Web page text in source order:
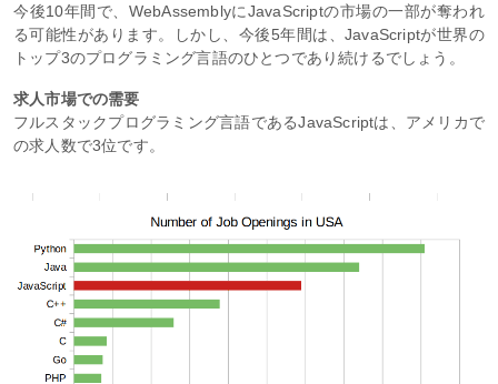
今後10年間で、WebAssemblyにJavaScriptの市場の一部が奪われ
る可能性があります。しかし、今後5年間は、JavaScriptが世界の
トップ3のプログラミング言語のひとつであり続けるでしょう。
求人市場での需要
フルスタックプログラミング言語であるJavaScriptは、アメリカで
の求人数で3位です。